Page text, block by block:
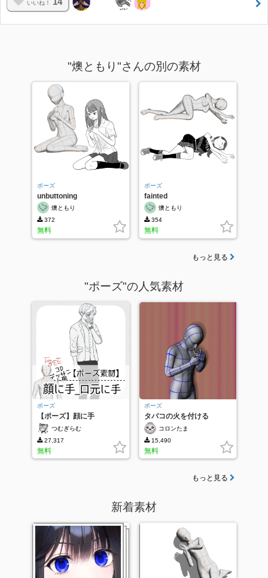
いいね！
"燠ともり"さんの別の素材
ポーズ
unbuttoning
燠ともり
372
無料
ポーズ
fainted
燠ともり
354
無料
もっと見る
"ポーズ"の人気素材
ポーズ
【ポーズ】顔に手
つむぎらむ
27,317
無料
ポーズ
タバコの火を付ける
コロンたま
15,490
無料
もっと見る
新着素材